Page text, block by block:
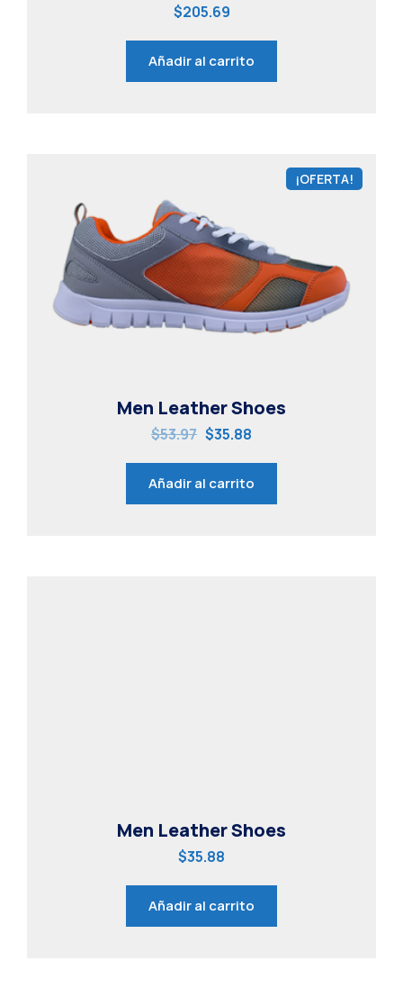
$205.69
Añadir al carrito
¡OFERTA!
Men Leather Shoes
$53.97 $35.88
Añadir al carrito
Men Leather Shoes
$35.88
Añadir al carrito